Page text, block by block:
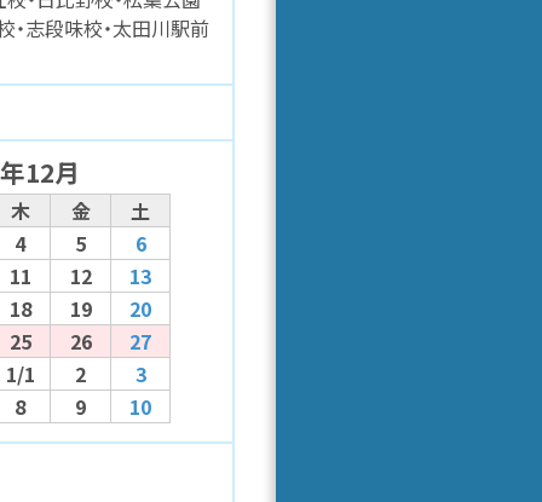
・志段味校・太田川駅前
12月
木 金
土
4 5
6
11 12
13
18 19
20
25 26
27
1/1 2
3
8 9 10